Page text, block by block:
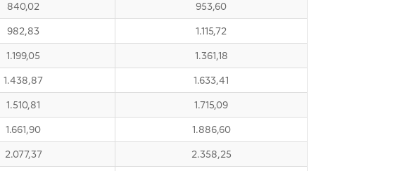
840,02 953,60
982,83 1.115,72
1.199,05 1.361,18
1.438,87 1.633,41
1.510,81 1.715,09
1.661,90 1.886,60
2.077,37 2.358,25